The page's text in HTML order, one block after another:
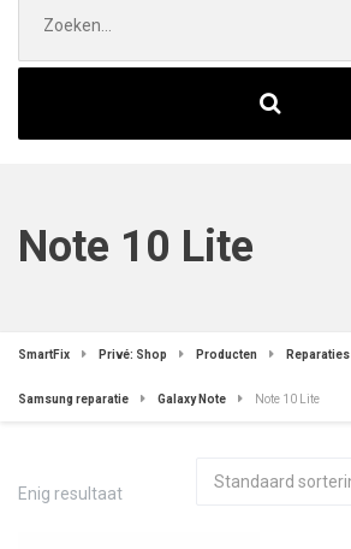
naar:
Note 10 Lite
SmartFix Privé: Shop Producten Reparaties
Samsung reparatie Galaxy Note Note 10 Lite
Enig resultaat